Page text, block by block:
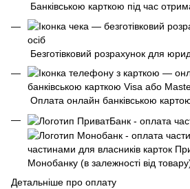
Банківською карткою під час
Безготівковий розрахунок для
Оплата онлайн банківською
частинами для власників карток
Монобанку (в залежності від
Детальніше про оплату